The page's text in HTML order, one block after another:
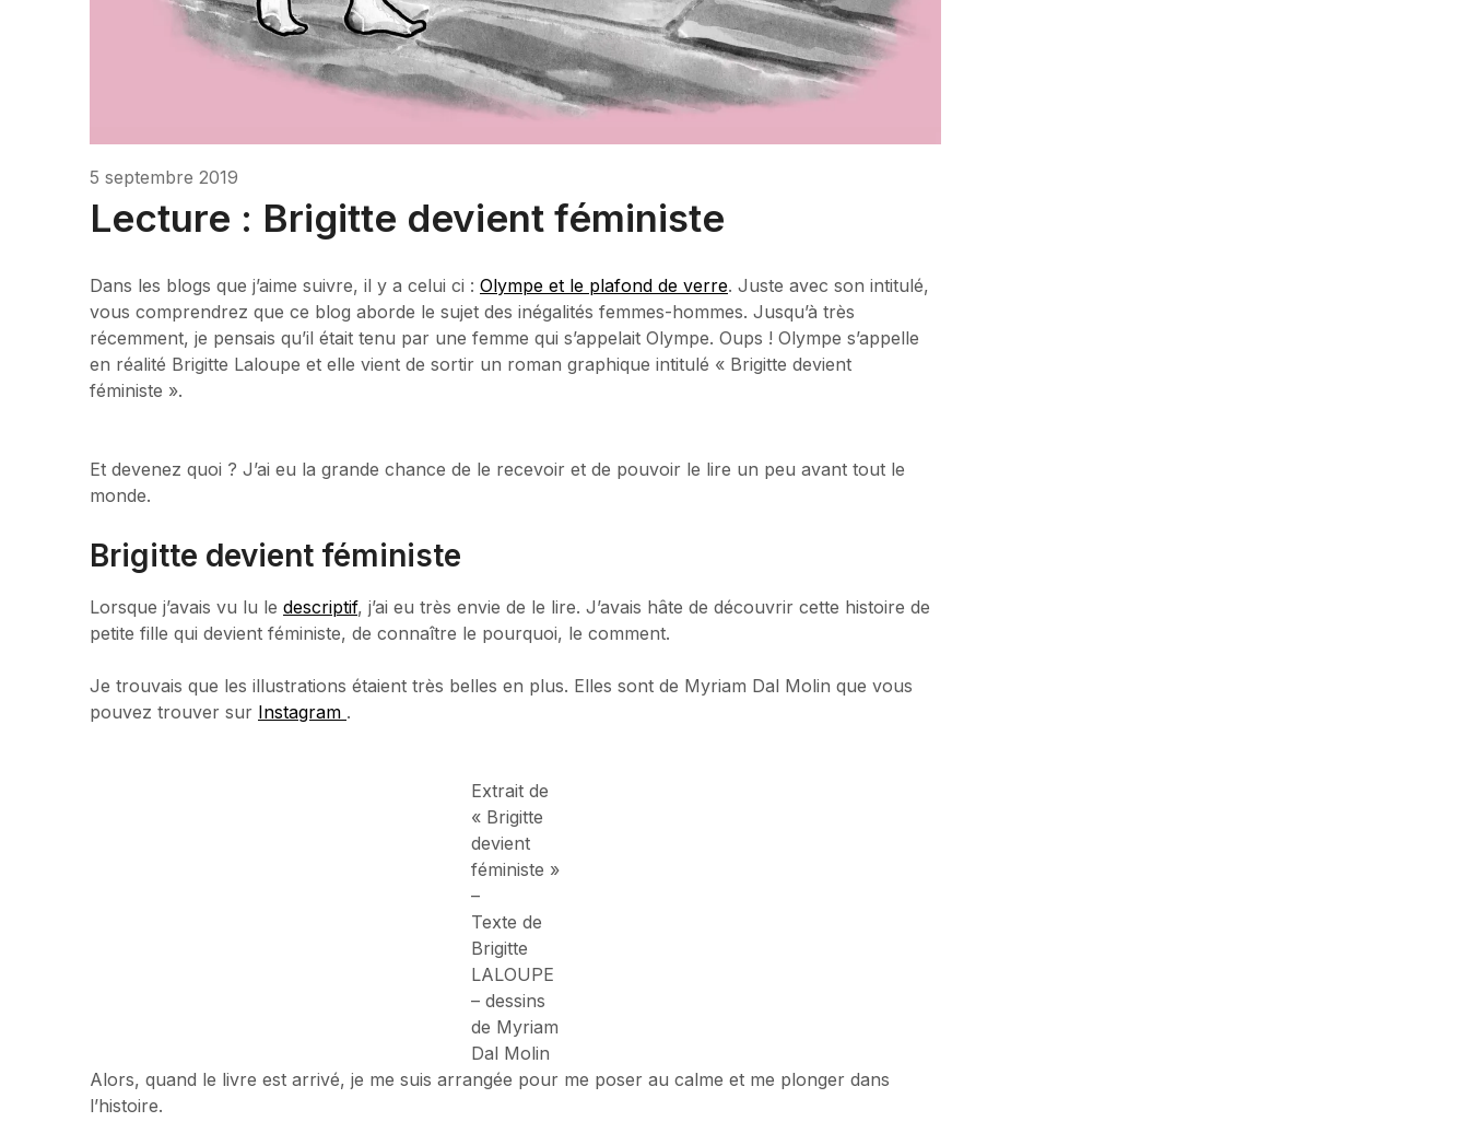
5 septembre 2019
Lecture : Brigitte devient féministe
Dans les blogs que j’aime suivre, il y a celui ci : Olympe et le plafond de verre. Juste avec son intitulé,
vous comprendrez que ce blog aborde le sujet des inégalités femmes-hommes. Jusqu’à très
récemment, je pensais qu’il était tenu par une femme qui s’appelait Olympe. Oups ! Olympe s’appelle
en réalité Brigitte Laloupe et elle vient de sortir un roman graphique intitulé « Brigitte devient
féministe ».
Et devenez quoi ? J’ai eu la grande chance de le recevoir et de pouvoir le lire un peu avant tout le
monde.
Brigitte devient féministe
Lorsque j’avais vu lu le descriptif, j’ai eu très envie de le lire. J’avais hâte de découvrir cette histoire de
petite fille qui devient féministe, de connaître le pourquoi, le comment.
Je trouvais que les illustrations étaient très belles en plus. Elles sont de Myriam Dal Molin que vous
pouvez trouver sur Instagram .
Extrait de
« Brigitte
devient
féministe »
–
Texte de
Brigitte
LALOUPE
– dessins
de Myriam
Dal Molin
Alors, quand le livre est arrivé, je me suis arrangée pour me poser au calme et me plonger dans
l’histoire.